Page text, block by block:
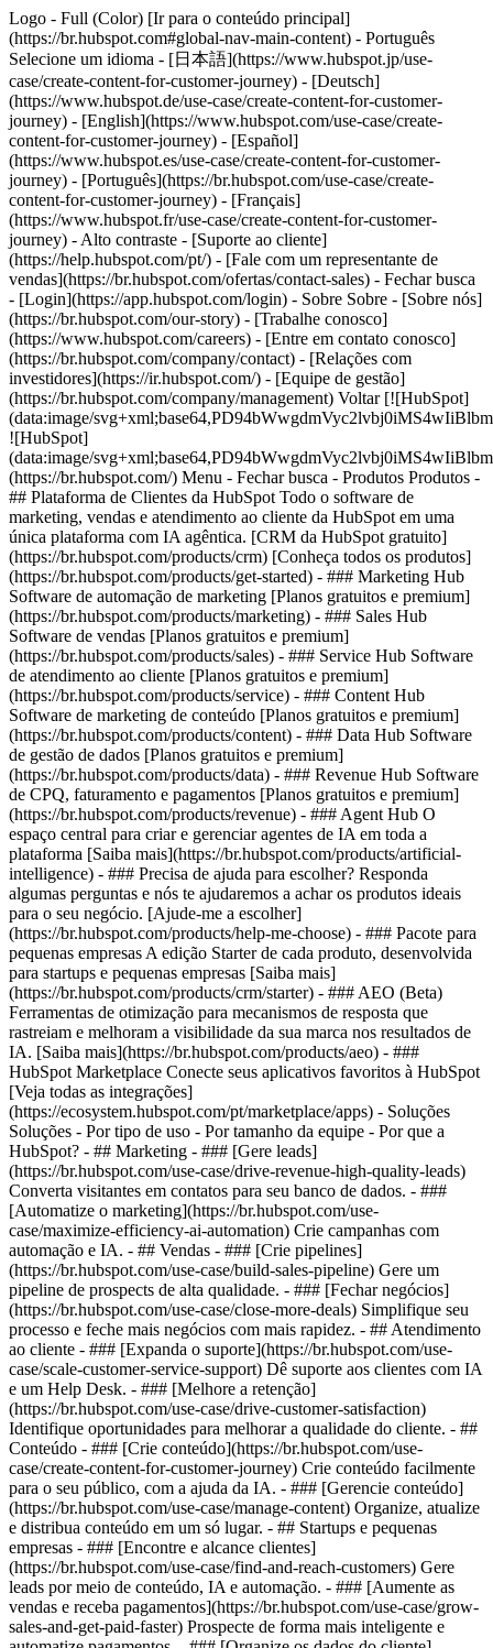
Logo - Full (Color) [Ir para o conteúdo principal]
(https://br.hubspot.com#global-nav-main-content) - Português
Selecione um idioma - [日本語](https://www.hubspot.jp/use-
case/create-content-for-customer-journey) - [Deutsch]
(https://www.hubspot.de/use-case/create-content-for-customer-
journey) - [English](https://www.hubspot.com/use-case/create-
content-for-customer-journey) - [Español]
(https://www.hubspot.es/use-case/create-content-for-customer-
journey) - [Português](https://br.hubspot.com/use-case/create-
content-for-customer-journey) - [Français]
(https://www.hubspot.fr/use-case/create-content-for-customer-
journey) - Alto contraste - [Suporte ao cliente]
(https://help.hubspot.com/pt/) - [Fale com um representante de
vendas](https://br.hubspot.com/ofertas/contact-sales) - Fechar busca
- [Login](https://app.hubspot.com/login) - Sobre Sobre - [Sobre nós]
(https://br.hubspot.com/our-story) - [Trabalhe conosco]
(https://www.hubspot.com/careers) - [Entre em contato conosco]
(https://br.hubspot.com/company/contact) - [Relações com
investidores](https://ir.hubspot.com/) - [Equipe de gestão]
(https://br.hubspot.com/company/management) Voltar [![HubSpot]
(data:image/
![HubSpot]
(data:image/
(https://br.hubspot.com/) Menu - Fechar busca - Produtos Produtos -
## Plataforma de Clientes da HubSpot Todo o software de
marketing, vendas e atendimento ao cliente da HubSpot em uma
única plataforma com IA agêntica. [CRM da HubSpot gratuito]
(https://br.hubspot.com/products/crm) [Conheça todos os produtos]
(https://br.hubspot.com/products/get-started) - ### Marketing Hub
Software de automação de marketing [Planos gratuitos e premium]
(https://br.hubspot.com/products/marketing) - ### Sales Hub
Software de vendas [Planos gratuitos e premium]
(https://br.hubspot.com/products/sales) - ### Service Hub Software
de atendimento ao cliente [Planos gratuitos e premium]
(https://br.hubspot.com/products/service) - ### Content Hub
Software de marketing de conteúdo [Planos gratuitos e premium]
(https://br.hubspot.com/products/content) - ### Data Hub Software
de gestão de dados [Planos gratuitos e premium]
(https://br.hubspot.com/products/data) - ### Revenue Hub Software
de CPQ, faturamento e pagamentos [Planos gratuitos e premium]
(https://br.hubspot.com/products/revenue) - ### Agent Hub O
espaço central para criar e gerenciar agentes de IA em toda a
plataforma [Saiba mais](https://br.hubspot.com/products/artificial-
intelligence) - ### Precisa de ajuda para escolher? Responda
algumas perguntas e nós te ajudaremos a achar os produtos ideais
para o seu negócio. [Ajude-me a escolher]
(https://br.hubspot.com/products/help-me-choose) - ### Pacote para
pequenas empresas A edição Starter de cada produto, desenvolvida
para startups e pequenas empresas [Saiba mais]
(https://br.hubspot.com/products/crm/starter) - ### AEO (Beta)
Ferramentas de otimização para mecanismos de resposta que
rastreiam e melhoram a visibilidade da sua marca nos resultados de
IA. [Saiba mais](https://br.hubspot.com/products/aeo) - ###
HubSpot Marketplace Conecte seus aplicativos favoritos à HubSpot
[Veja todas as integrações]
(https://ecosystem.hubspot.com/pt/marketplace/apps) - Soluções
Soluções - Por tipo de uso - Por tamanho da equipe - Por que a
HubSpot? - ## Marketing - ### [Gere leads]
(https://br.hubspot.com/use-case/drive-revenue-high-quality-leads)
Converta visitantes em contatos para seu banco de dados. - ###
[Automatize o marketing](https://br.hubspot.com/use-
case/maximize-efficiency-ai-automation) Crie campanhas com
automação e IA. - ## Vendas - ### [Crie pipelines]
(https://br.hubspot.com/use-case/build-sales-pipeline) Gere um
pipeline de prospects de alta qualidade. - ### [Fechar negócios]
(https://br.hubspot.com/use-case/close-more-deals) Simplifique seu
processo e feche mais negócios com mais rapidez. - ## Atendimento
ao cliente - ### [Expanda o suporte](https://br.hubspot.com/use-
case/scale-customer-service-support) Dê suporte aos clientes com IA
e um Help Desk. - ### [Melhore a retenção]
(https://br.hubspot.com/use-case/drive-customer-satisfaction)
Identifique oportunidades para melhorar a qualidade do cliente. - ##
Conteúdo - ### [Crie conteúdo](https://br.hubspot.com/use-
case/create-content-for-customer-journey) Crie conteúdo facilmente
para o seu público, com a ajuda da IA. - ### [Gerencie conteúdo]
(https://br.hubspot.com/use-case/manage-content) Organize, atualize
e distribua conteúdo em um só lugar. - ## Startups e pequenas
empresas - ### [Encontre e alcance clientes]
(https://br.hubspot.com/use-case/find-and-reach-customers) Gere
leads por meio de conteúdo, IA e automação. - ### [Aumente as
vendas e receba pagamentos](https://br.hubspot.com/use-case/grow-
sales-and-get-paid-faster) Prospecte de forma mais inteligente e